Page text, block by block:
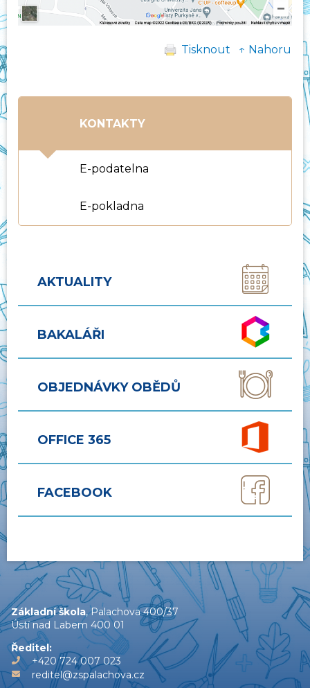
Tisknout ↑ Nahoru
KONTAKTY
E-podatelna
E-pokladna
AKTUALITY
BAKALÁŘI
OBJEDNÁVKY OBĚDŮ
OFFICE 365
FACEBOOK
Základní škola, Palachova 400/37
Ústí nad Labem 400 01
Ředitel:
+420 724 007 023
reditel@zspalachova.cz